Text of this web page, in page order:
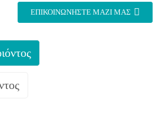
ΕΠΙΚΟΙΝΩΝΉΣΤΕ ΜΑΖΊ ΜΑΣ